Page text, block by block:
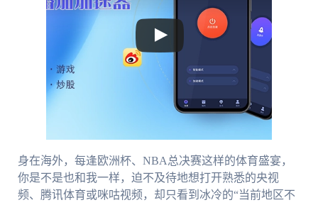
身在海外，每逢欧洲杯、NBA总决赛这样的体育盛宴，
你是不是也和我一样，迫不及待地想打开熟悉的央视
频、腾讯体育或咪咕视频，却只看到冰冷的“当前地区不